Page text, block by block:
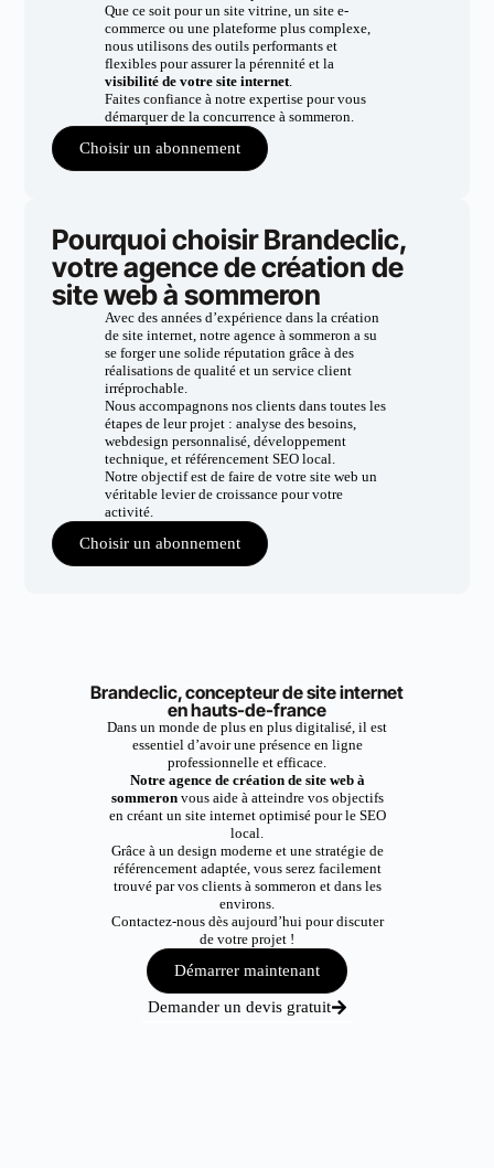
Que ce soit pour un site vitrine, un site e-
commerce ou une plateforme plus complexe,
nous utilisons des outils performants et
flexibles pour assurer la pérennité et la
visibilité de votre site internet.
Faites confiance à notre expertise pour vous
démarquer de la concurrence à sommeron.
Choisir un abonnement
Pourquoi choisir Brandeclic,
votre agence de création de
site web à sommeron
Avec des années d’expérience dans la création
de site internet, notre agence à sommeron a su
se forger une solide réputation grâce à des
réalisations de qualité et un service client
irréprochable.
Nous accompagnons nos clients dans toutes les
étapes de leur projet : analyse des besoins,
webdesign personnalisé, développement
technique, et référencement SEO local.
Notre objectif est de faire de votre site web un
véritable levier de croissance pour votre
activité.
Choisir un abonnement
Brandeclic, concepteur de site internet
en hauts-de-france
Dans un monde de plus en plus digitalisé, il est
essentiel d’avoir une présence en ligne
professionnelle et efficace.
Notre agence de création de site web à
sommeronvous aide à atteindre vos objectifs
en créant un site internet optimisé pour le SEO
local.
Grâce à un design moderne et une stratégie de
référencement adaptée, vous serez facilement
trouvé par vos clients à sommeron et dans les
environs.
Contactez-nous dès aujourd’hui pour discuter
de votre projet !
Démarrer maintenant
Demander un devis gratuit